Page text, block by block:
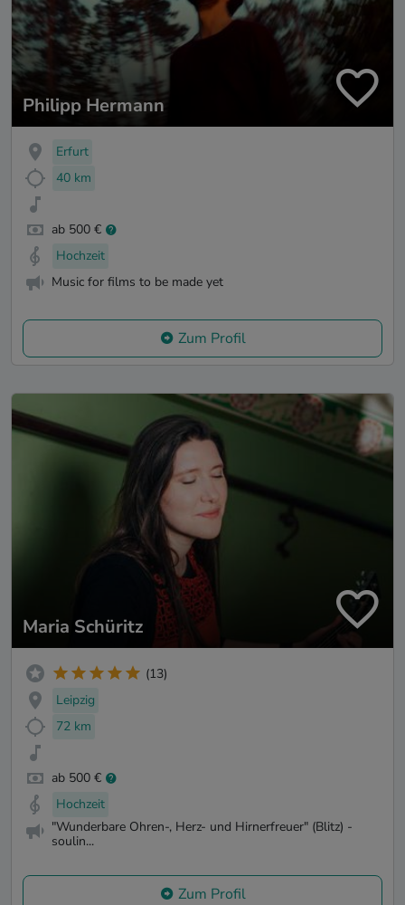
Philipp Hermann
Erfurt
40 km
ab 500 €
Hochzeit
Music for films to be made yet
Zum Profil
Maria Schüritz
(13)
Leipzig
72 km
ab 500 €
Hochzeit
"Wunderbare Ohren-, Herz- und Hirnerfreuer" (Blitz) -
soulin...
Zum Profil